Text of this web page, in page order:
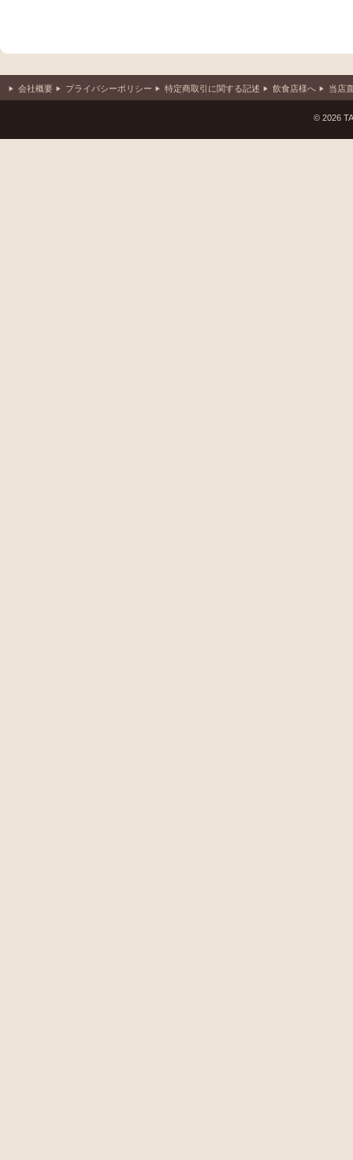
会社概要 プライバシーポリシー 特定商取引に関する記述 飲食店様へ 当店
© 2026